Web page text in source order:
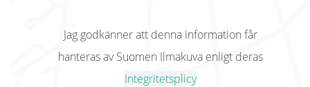
Jag godkänner att denna information får
hanteras av Suomen Ilmakuva enligt deras
Integritetsplicy